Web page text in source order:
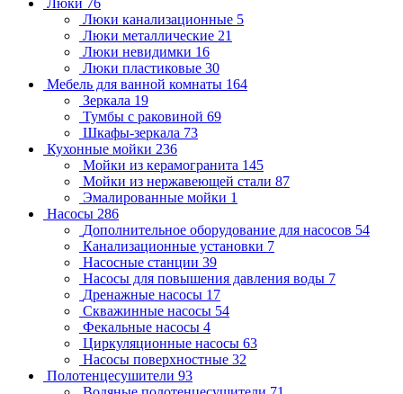
Люки канализационные 5
Люки металлические 21
Люки невидимки 16
Люки пластиковые 30
Мебель для ванной комнаты 164
Зеркала 19
Тумбы с раковиной 69
Шкафы-зеркала 73
Кухонные мойки 236
Мойки из керамогранита 145
Мойки из нержавеющей стали 87
Эмалированные мойки 1
Насосы 286
Дополнительное оборудование для насосов 54
Канализационные установки 7
Насосные станции 39
Насосы для повышения давления воды 7
Дренажные насосы 17
Скважинные насосы 54
Фекальные насосы 4
Циркуляционные насосы 63
Насосы поверхностные 32
Полотенцесушители 93